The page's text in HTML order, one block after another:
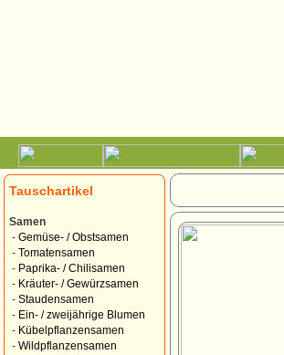
Tauschartikel
Samen
- Gemüse- / Obstsamen
- Tomatensamen
- Paprika- / Chilisamen
- Kräuter- / Gewürzsamen
- Staudensamen
- Ein- / zweijährige Blumen
- Kübelpflanzensamen
- Wildpflanzensamen